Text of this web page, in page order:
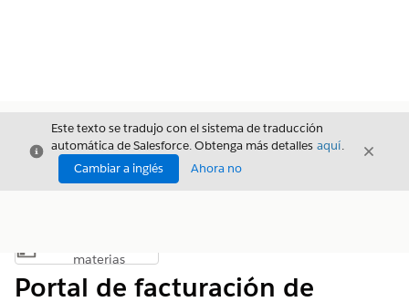
Cerrar
Este texto se tradujo con el sistema de traducción
automática de Salesforce. Obtenga más detalles aquí.
Cambiar a inglés
Ahora no
Cerrar
Mostrar índice de materias
materias
Portal de facturación de